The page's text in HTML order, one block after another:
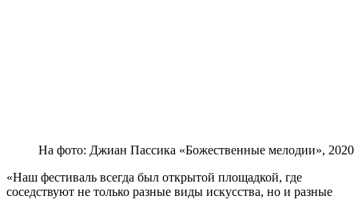
На фото: Джиан Пассика «Божественные мелодии», 2020
«Наш фестиваль всегда был открытой площадкой, где
соседствуют не только разные виды искусства, но и разные